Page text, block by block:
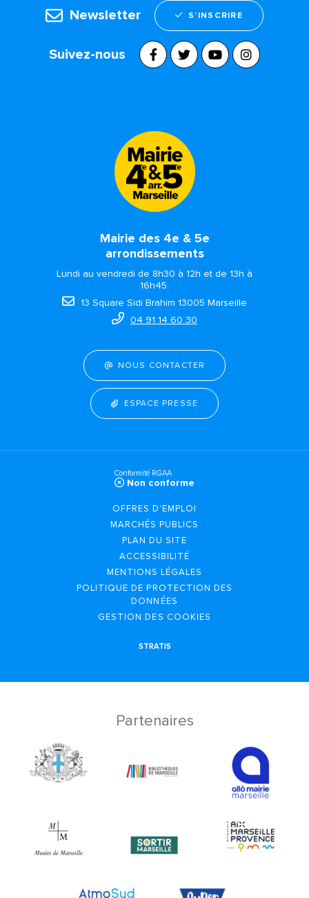
Newsletter S’INSCRIRE
Suivez-nous
Mairie des 4e & 5e
arrondissements
Lundi au vendredi de 8h30 à 12h et de 13h à
16h45.
13 Square Sidi Brahim 13005 Marseille
04 91 14 60 30
NOUS CONTACTER
ESPACE PRESSE
Conformité RGAA
Non conforme
OFFRES D'EMPLOI
MARCHÉS PUBLICS
PLAN DU SITE
ACCESSIBILITÉ
MENTIONS LÉGALES
POLITIQUE DE PROTECTION DES
DONNÉES
GESTION DES COOKIES
STRATIS
Partenaires